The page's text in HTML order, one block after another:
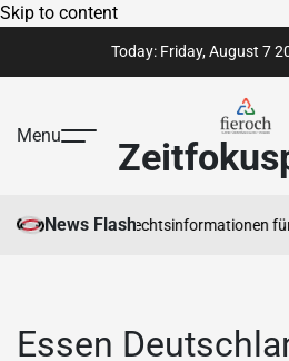
Skip to content
Today: Friday, August 7
Menu
News FlashRechtsinformationen für
Essen